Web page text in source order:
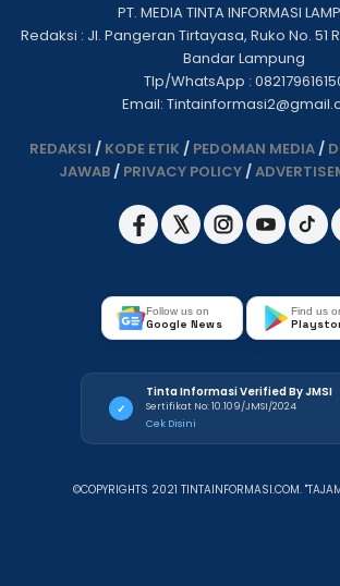
PT. MEDIA TINTA INFORMASI
Redaksi : Jl. Pangeran Tirtayasa, Ruko No. 51
Bandar Lampung
Tlp/WhatsApp :
Email:
REDAKSI / KODE ETIK / PEDOMAN MEDIA/
JAWAB/ PRIVACY POLICY/
Follow us on
Google News
Find us
✓
Tinta Informasi Verified By JMSI
Sertifikat No: 10.109/JMSI/2024
Cek Disini
©COPYRIGHTS 2021 TINTAINFORMASI.COM.